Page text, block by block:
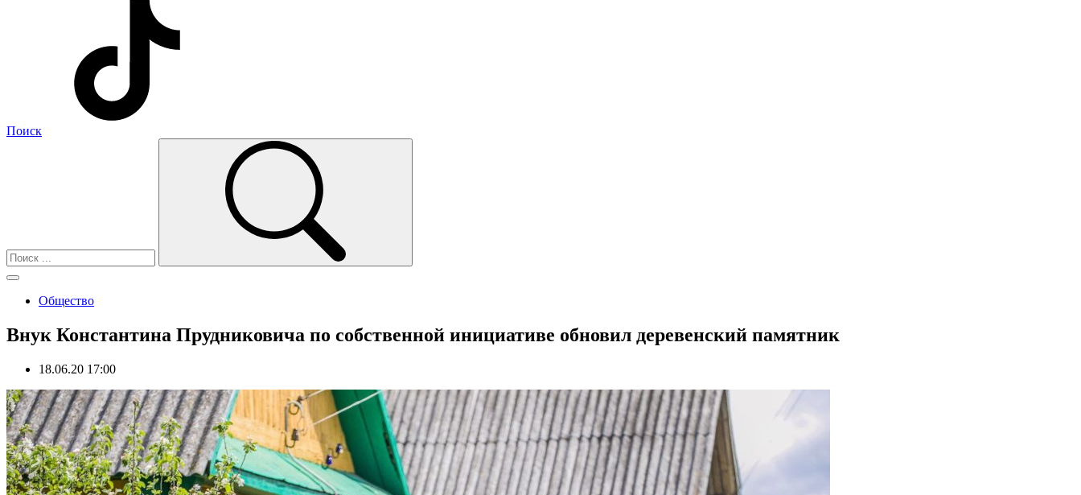
Поиск
Общество
Внук Константина Прудниковича по собственной инициативе обновил деревенский памятник
18.06.20 17:00